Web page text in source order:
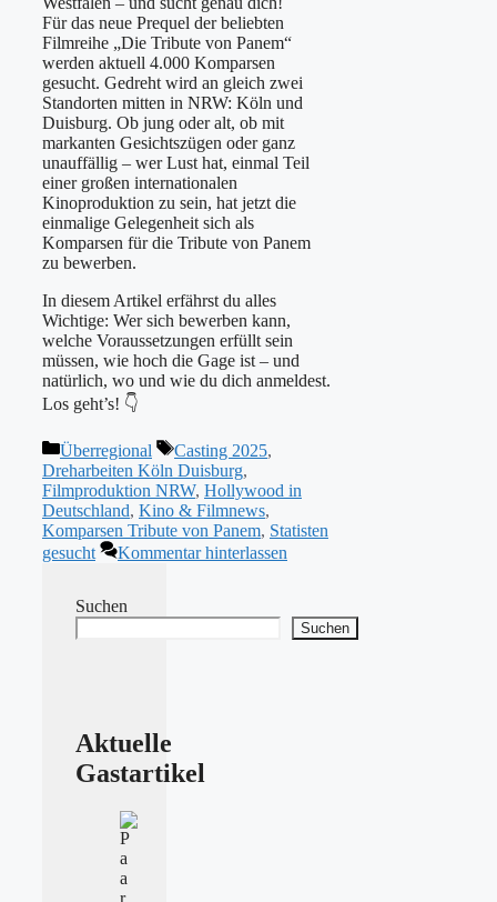
Für das neue Prequel der beliebten
Filmreihe „Die Tribute von Panem“
werden aktuell 4.000 Komparsen
gesucht. Gedreht wird an gleich zwei
Standorten mitten in NRW: Köln und
Duisburg. Ob jung oder alt, ob mit
markanten Gesichtszügen oder ganz
unauffällig – wer Lust hat, einmal Teil
einer großen internationalen
Kinoproduktion zu sein, hat jetzt die
einmalige Gelegenheit sich als
Komparsen für die Tribute von Panem
zu bewerben.
In diesem Artikel erfährst du alles
Wichtige: Wer sich bewerben kann,
welche Voraussetzungen erfüllt sein
müssen, wie hoch die Gage ist – und
natürlich, wo und wie du dich anmeldest.
Los geht’s! 👇
Kategorien
Überregional Schlagwörter
Casting 2025,
Dreharbeiten Köln Duisburg,
Filmproduktion NRW, Hollywood in
Deutschland, Kino & Filmnews,
Komparsen Tribute von Panem, Statisten
gesucht
Kommentar hinterlassen
Suchen
Suchen
Aktuelle
Gastartikel